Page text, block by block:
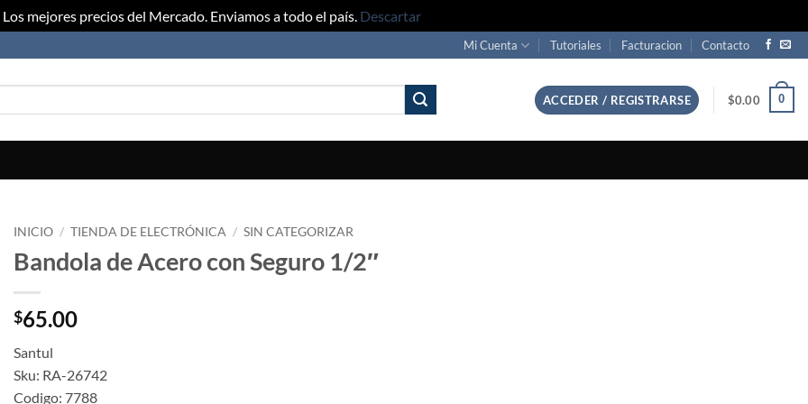
Los mejores precios del Mercado. Enviamos a todo el país. Descartar
Mi Cuenta Tutoriales Facturacion Contacto
ACCEDER / REGISTRARSE $0.00 0
INICIO / TIENDA DE ELECTRÓNICA / SIN CATEGORIZAR
Bandola de Acero con Seguro 1/2″
$65.00
Santul
Sku: RA-26742
Codigo: 7788